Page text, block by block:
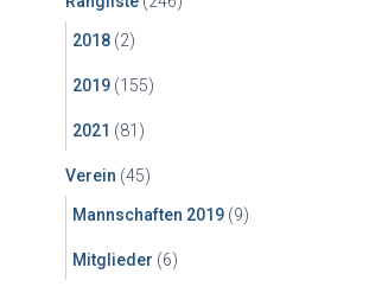
2018 (2)
2019 (155)
2021 (81)
Verein (45)
Mannschaften 2019 (9)
Mitglieder (6)